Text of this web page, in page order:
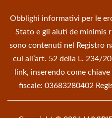
Obblighi informativi per le
Stato e gli aiuti de minimis
sono contenuti nel Registro
cui all’art. 52 della L. 234/
link, inserendo come
fiscale: 03683280402